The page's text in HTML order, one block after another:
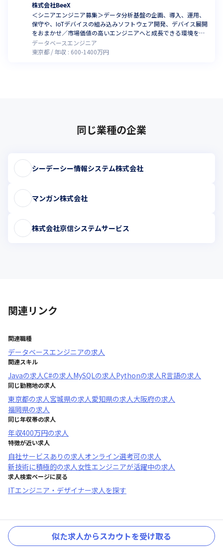
株式会社BeeX
＜シニアエンジニア募集＞データ分析基盤の企画、導入、運用、
保守や、IoTデバイスの組み込みソフトウェア開発、デバイス展開
をおまかせ／市場価値の高いエンジニアへと成長できる環境を用
意しています
データベースエンジニア
東京都
年収 : 600-1400万円
同じ業種の企業
シーデーシー情報システム株式会社
マンガン株式会社
株式会社京信システムサービス
関連リンク
関連職種
データベースエンジニアの求人
関連スキル
Javaの求人C#の求人MySQLの求人Pythonの求人R言語の求人
同じ勤務地の求人
東京都の求人宮城県の求人愛知県の求人大阪府の求人
福岡県の求人
同じ年収帯の求人
年収400万円の求人
特徴が近い求人
自社サービスあり の求人オンライン選考可の求人
新技術に積極的の求人女性エンジニアが活躍中の求人
求人検索ページに戻る
ITエンジニア・デザイナー求人を探す
似た求人からスカウトを受け取る